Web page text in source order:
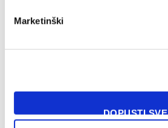
Marketinški
DOPUSTI SVE